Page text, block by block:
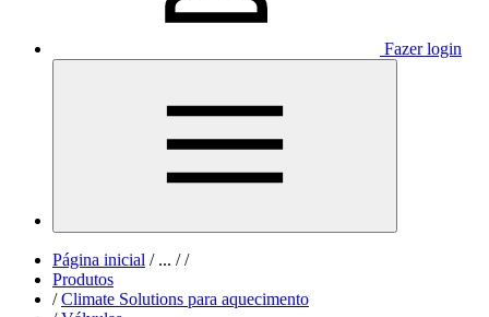
Fazer login
Página inicial /... / /
Produtos
/ Climate Solutions para aquecimento